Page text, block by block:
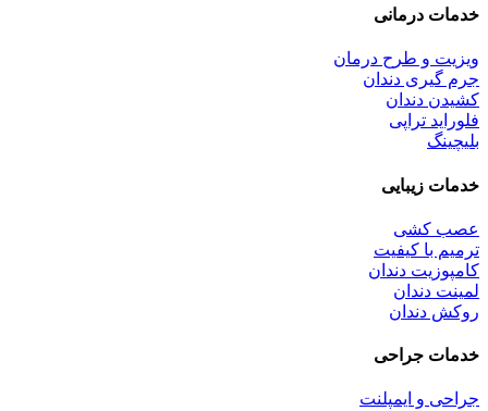
خدمات درمانی
ویزیت و طرح درمان
جرم گیری دندان
کشیدن دندان
فلوراید تراپی
بلیچینگ
خدمات زیبایی
عصب کشی
ترمیم با کیفیت
کامپوزیت دندان
لمینت دندان
روکش دندان
خدمات جراحی
جراحی و ایمپلنت